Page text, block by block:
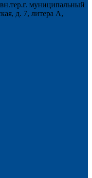
муниципальный
д. 7, литера А,